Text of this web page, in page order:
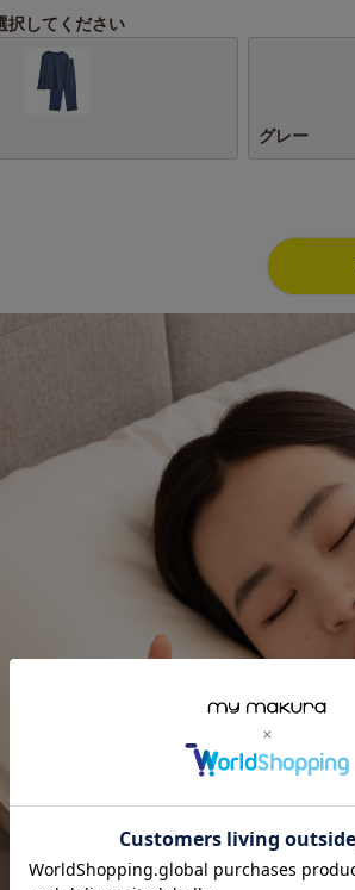
択してください
グレー